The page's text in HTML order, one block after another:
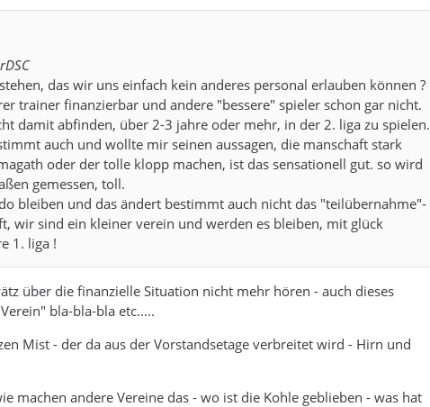
das wir uns einfach kein anderes personal erlauben können ?
trainer finanzierbar und andere "bessere" spieler schon gar nicht.
damit abfinden, über 2-3 jahre oder mehr, in der 2. liga zu spielen.
auch und wollte mir seinen aussagen, die manschaft stark
oder der tolle klopp machen, ist das sensationell gut. so wird
gemessen, toll.
bleiben und das ändert bestimmt auch nicht das "teilübernahme"-
wir sind ein kleiner verein und werden es bleiben, mit glück
1. liga !
über die finanzielle Situation nicht mehr hören - auch dieses
bla-bla-bla etc.....
Mist - der da aus der Vorstandsetage verbreitet wird - Hirn und
machen andere Vereine das - wo ist die Kohle geblieben - was hat